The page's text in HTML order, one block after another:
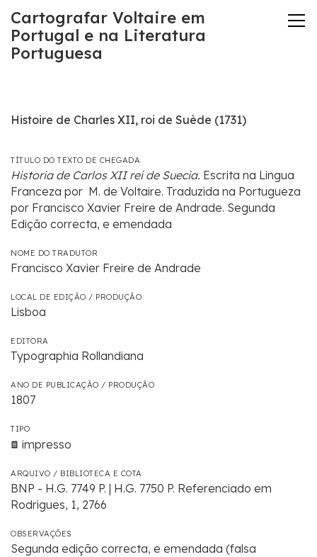
Cartografar Voltaire em
Portugal e na Literatura
Portuguesa
Histoire de Charles XII, roi de Suède (1731)
TÍTULO DO TEXTO DE CHEGADA
Historia de Carlos XII rei de Suecia. Escrita na Lingua
Franceza por M. de Voltaire. Traduzida na Portugueza
por Francisco Xavier Freire de Andrade. Segunda
Edição correcta, e emendada
NOME DO TRADUTOR
Francisco Xavier Freire de Andrade
LOCAL DE EDIÇÃO / PRODUÇÃO
Lisboa
EDITORA
Typographia Rollandiana
ANO DE PUBLICAÇÃO / PRODUÇÃO
1807
TIPO
impresso
ARQUIVO / BIBLIOTECA E COTA
BNP - H.G. 7749 P. | H.G. 7750 P. Referenciado em
Rodrigues, 1, 2766
OBSERVAÇÕES
Segunda edição correcta, e emendada (falsa